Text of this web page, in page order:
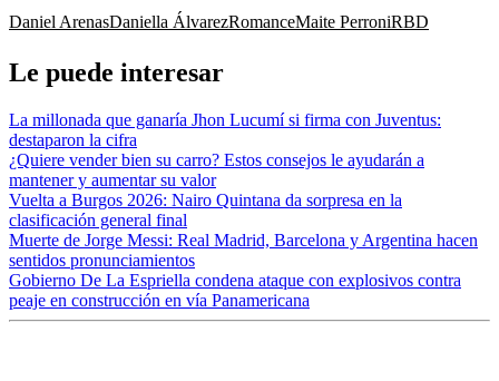
Daniel ArenasDaniella ÁlvarezRomanceMaite PerroniRBD
Le puede interesar
La millonada que ganaría Jhon Lucumí si firma con Juventus:
destaparon la cifra
¿Quiere vender bien su carro? Estos consejos le ayudarán a
mantener y aumentar su valor
Vuelta a Burgos 2026: Nairo Quintana da sorpresa en la
clasificación general final
Muerte de Jorge Messi: Real Madrid, Barcelona y Argentina hacen
sentidos pronunciamientos
Gobierno De La Espriella condena ataque con explosivos contra
peaje en construcción en vía Panamericana